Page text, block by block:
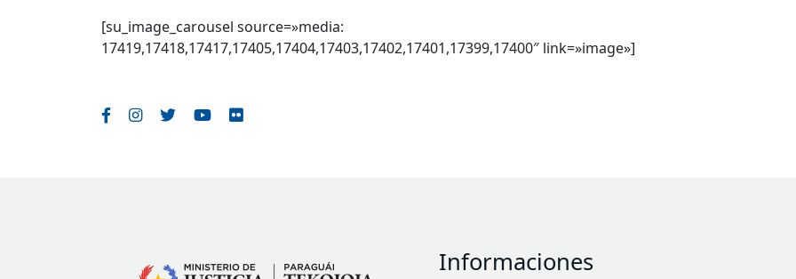
[su_image_carousel source=»media:
17419,17418,17417,17405,17404,17403,17402,17401,17399,17400″ link=»image»]
Informaciones